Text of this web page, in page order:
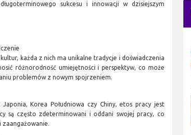
sukcesu i innowacji w dzisiejszym
każda z nich ma unikalne tradycje i doświadczenia
różnorodność umiejętności i perspektyw, co może
problemów z nowym spojrzeniem.
Korea Południowa czy Chiny, etos pracy jest
są często zdeterminowani i oddani swojej pracy, co
zaangażowanie.